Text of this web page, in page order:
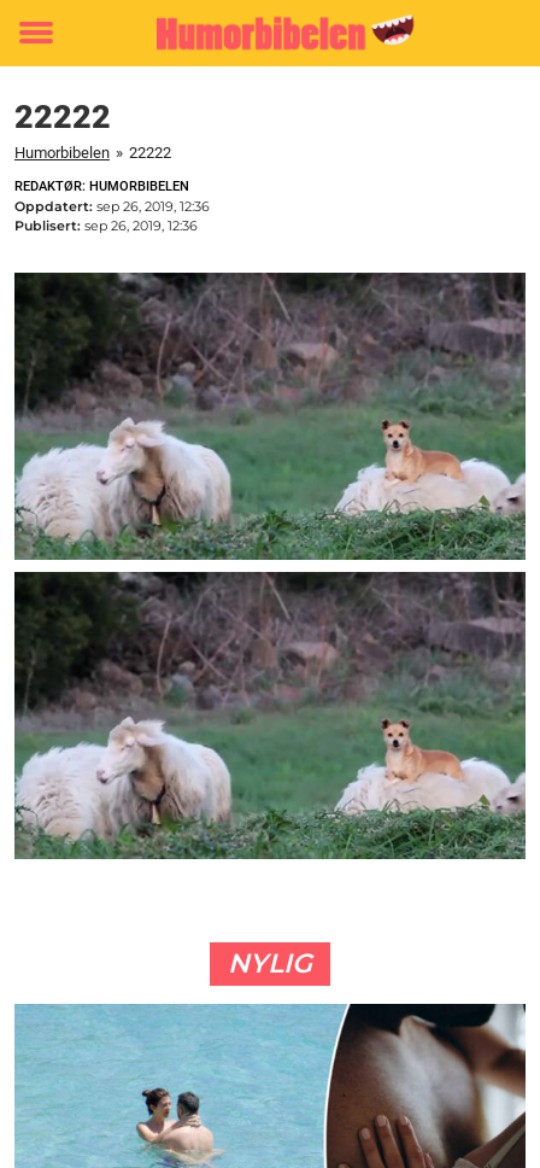
Toggle
22222
Humorbibelen » 22222
REDAKTØR: HUMORBIBELEN
Oppdatert: sep 26, 2019, 12:36
Publisert: sep 26, 2019, 12:36
NYLIG